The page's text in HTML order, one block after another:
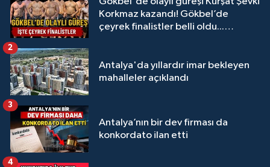
Korkmaz kazandı! Gökbel’de
çeyrek finalistler belli oldu...
Antalya'da yıllardır imar bekleyen
mahalleler açıklandı
2
Antalya’nın bir dev firması da
konkordato ilan etti
3
4